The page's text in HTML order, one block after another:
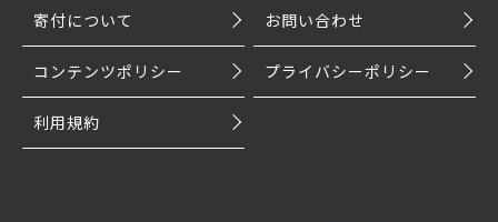
寄付について お問い合わせ
コンテンツポリシー プライバシーポリシー
利用規約